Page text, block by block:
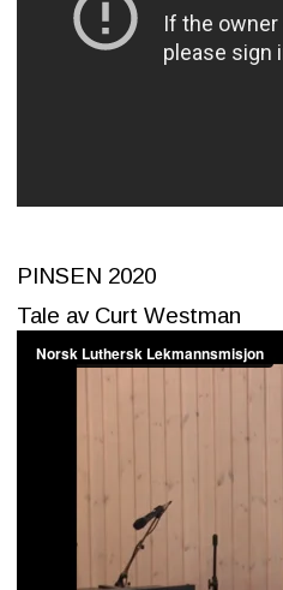
PINSEN 2020
Tale av Curt Westman